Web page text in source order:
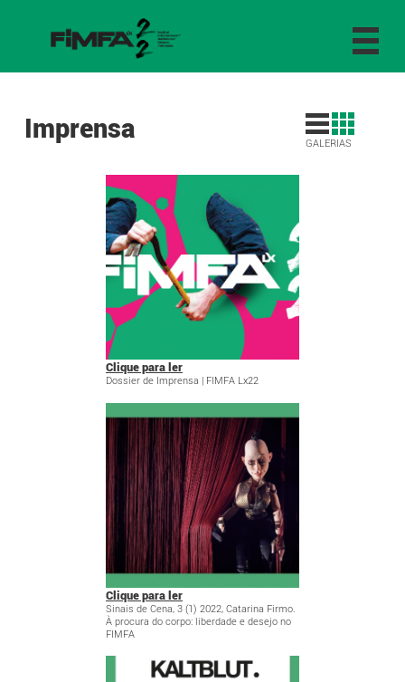
GALERIAS
Imprensa
Clique para ler
Dossier de Imprensa | FIMFA Lx22
Clique para ler
Sinais de Cena, 3 (1) 2022, Catarina Firmo.
À procura do corpo: liberdade e desejo no
FIMFA